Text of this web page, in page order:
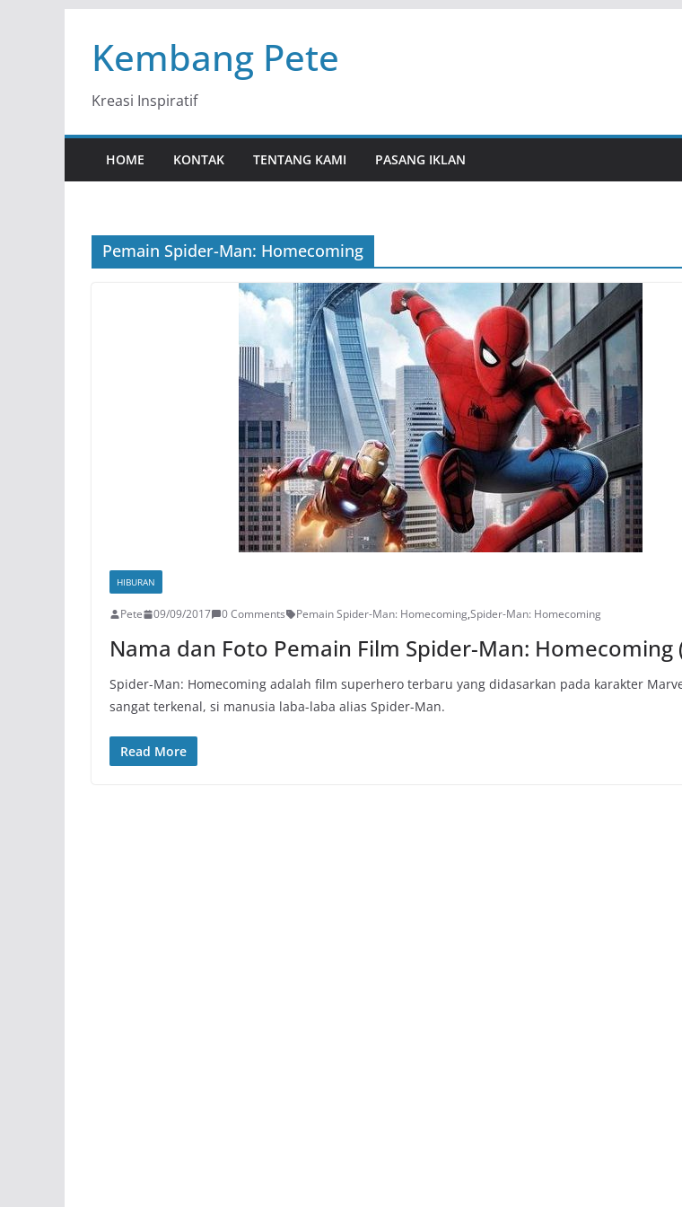
contentKembang Pete
Kreasi Inspiratif
HOME KONTAK TENTANG KAMI PASANG IKLAN
Pemain Spider-Man: Homecoming
HIBURAN
Pete 09/09/2017 0 Comments Pemain Spider-Man: Homecoming,Spider-Man: Homecoming
Nama dan Foto Pemain Film Spider-Man: Homecoming
Spider-Man: Homecoming adalah film superhero terbaru yang didasarkan pada karakter
sangat terkenal, si manusia laba-laba alias Spider-Man.
Read More